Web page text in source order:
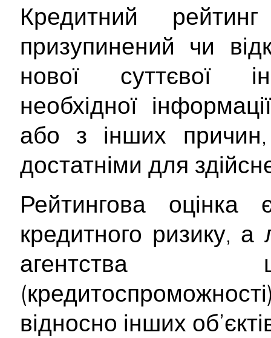
Кредитний
призупинений чи
нової суттєвої
необхідної
або з інших причин,
достатніми для
Рейтингова
кредитного ризику,
агентства
відносно інших